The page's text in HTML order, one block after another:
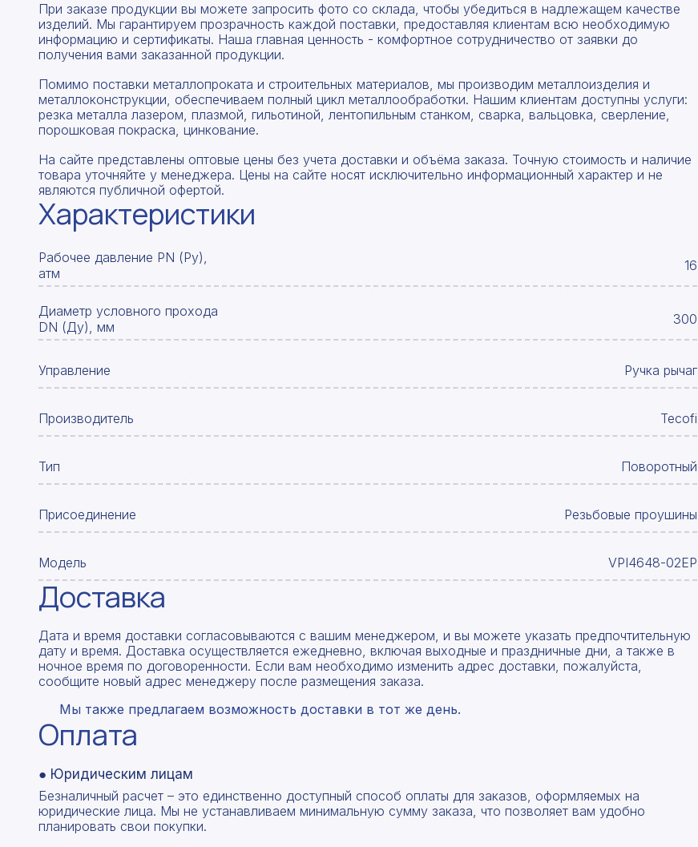
При заказе продукции вы можете запросить фото со склада, чтобы убедиться в надлежащем качестве
изделий. Мы гарантируем прозрачность каждой поставки, предоставляя клиентам всю необходимую
информацию и сертификаты. Наша главная ценность - комфортное сотрудничество от заявки до
получения вами заказанной продукции.
Помимо поставки металлопроката и строительных материалов, мы производим металлоизделия и
металлоконструкции, обеспечиваем полный цикл металлообработки. Нашим клиентам доступны услуги:
резка металла лазером, плазмой, гильотиной, лентопильным станком, сварка, вальцовка, сверление,
порошковая покраска, цинкование.
На сайте представлены оптовые цены без учета доставки и объёма заказа. Точную стоимость и наличие
товара уточняйте у менеджера. Цены на сайте носят исключительно информационный характер и не
являются публичной офертой.
Характеристики
Рабочее давление PN (Ру),
атм
16
Диаметр условного прохода
DN (Ду), мм
300
Управление Ручка рычаг
Производитель Tecofi
Тип Поворотный
Присоединение Резьбовые проушины
Модель VPI4648-02EP
Доставка
Дата и время доставки согласовываются с вашим менеджером, и вы можете указать предпочтительную
дату и время. Доставка осуществляется ежедневно, включая выходные и праздничные дни, а также в
ночное время по договоренности. Если вам необходимо изменить адрес доставки, пожалуйста,
сообщите новый адрес менеджеру после размещения заказа.
Мы также предлагаем возможность доставки в тот же день.
Оплата
● Юридическим лицам
Безналичный расчет – это единственно доступный способ оплаты для заказов, оформляемых на
юридические лица. Мы не устанавливаем минимальную сумму заказа, что позволяет вам удобно
планировать свои покупки.
расчет сметы. Мы свяжемся с вами в кратчайшие
сроки.
Оставьте номер телефона